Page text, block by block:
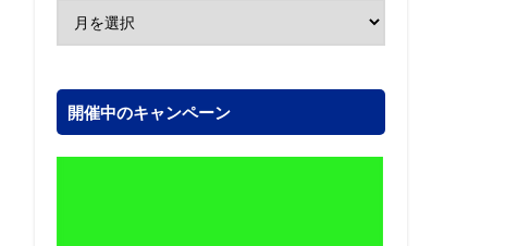
開催中のキャンペーン